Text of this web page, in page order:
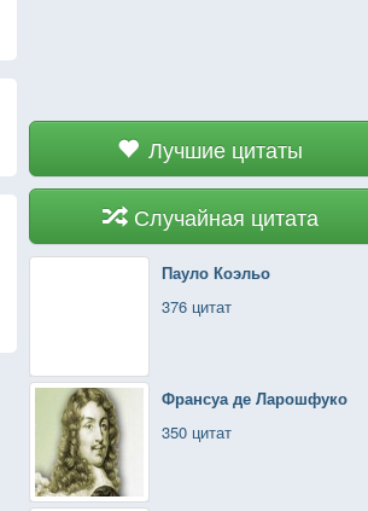
Лучшие цитаты
Случайная цитата
Пауло Коэльо
376 цитат
Франсуа де Ларошфуко
350 цитат